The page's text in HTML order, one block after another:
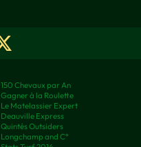
150 Chevaux par An
Gagner à la Roulette
Le Matelassier Expert
Deauville Express
Quintés Outsiders
Longchamp and C°